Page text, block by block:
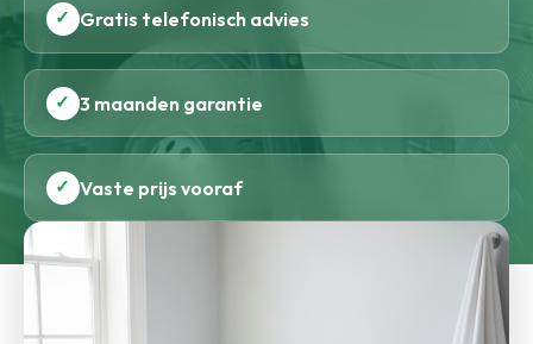
✓ Gratis telefonisch advies
✓ 3 maanden garantie
✓ Vaste prijs vooraf